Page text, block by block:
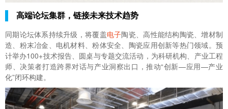
高端论坛集群，链接未来技术趋势
同期论坛体系持续升级，将覆盖电子陶瓷、高性能结构陶瓷、增材制
造、粉末冶金、电机材料、粉体安全、陶瓷应用创新等热门领域。预
计举办100+技术报告、圆桌与专题交流活动，为科研机构、产业工程
师、决策者打造跨界对话与产业洞察出口，推动“创新—应用—产业
化”闭环构建。